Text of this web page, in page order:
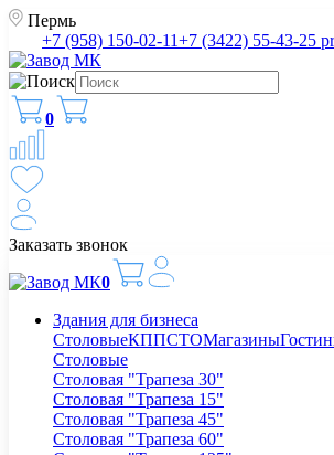
Пермь
+7 (958) 150-02-11+7 (3422) 55-43-25
0
Заказать звонок
0
Здания для бизнеса
СтоловыеКППСТОМагазины
Столовые
Столовая "Трапеза 30"
Столовая "Трапеза 15"
Столовая "Трапеза 45"
Столовая "Трапеза 60"